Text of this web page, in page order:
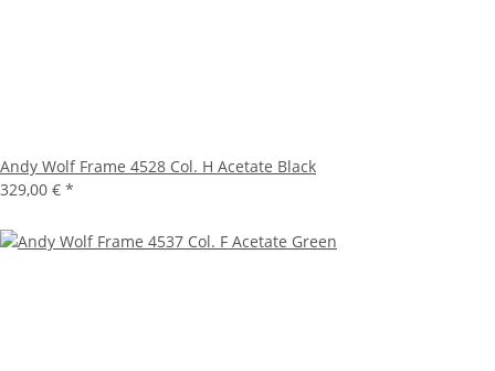
Andy Wolf Frame 4528 Col. H Acetate Black
329,00 € *